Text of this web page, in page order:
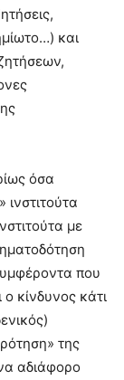
και
όσα
με
που
κίνδυνος κάτι
της
αδιάφορο